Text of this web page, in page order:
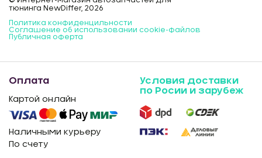
тюнинга NewDiffer, 2026
Политика конфиденцильности
Соглашение об использовании cookie-файлов
Публичная оферта
Оплата
Картой онлайн
Наличными курьеру
По счету
Условия доставки
по Росии и зарубеж